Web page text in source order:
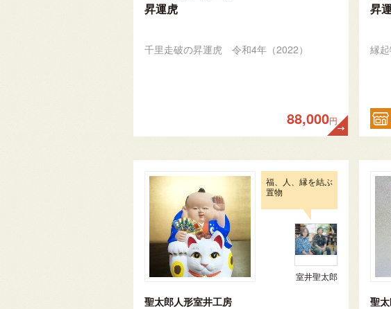
昇運虎
千里走破の昇運虎 令和4年（2022）
88,000円
昇
縁起
福、人、縁を結ぶ
置物
室井聖太郎
聖太郎人形室井工房 聖